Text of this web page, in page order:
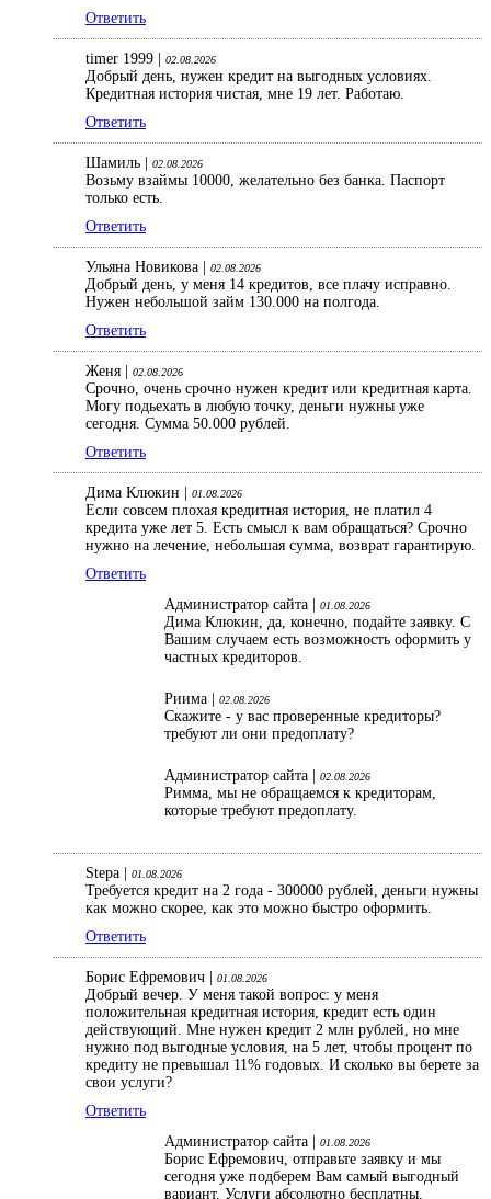
Ответить
timer 1999 | 02.08.2026
Добрый день, нужен кредит на выгодных условиях.
Кредитная история чистая, мне 19 лет. Работаю.
Ответить
Шамиль | 02.08.2026
Возьму взаймы 10000, желательно без банка. Паспорт
только есть.
Ответить
Ульяна Новикова | 02.08.2026
Добрый день, у меня 14 кредитов, все плачу исправно.
Нужен небольшой займ 130.000 на полгода.
Ответить
Женя | 02.08.2026
Срочно, очень срочно нужен кредит или кредитная карта.
Могу подьехать в любую точку, деньги нужны уже
сегодня. Сумма 50.000 рублей.
Ответить
Дима Клюкин | 01.08.2026
Если совсем плохая кредитная история, не платил 4
кредита уже лет 5. Есть смысл к вам обращаться? Срочно
нужно на лечение, небольшая сумма, возврат гарантирую.
Ответить
Администратор сайта |
01.08.2026
Дима Клюкин, да, конечно, подайте заявку. С
Вашим случаем есть возможность оформить у
частных кредиторов.
Риима | 02.08.2026
Скажите - у вас проверенные кредиторы?
требуют ли они предоплату?
Администратор сайта | 02.08.2026
Римма, мы не обращаемся к кредиторам,
которые требуют предоплату.
Stepa | 01.08.2026
Требуется кредит на 2 года - 300000 рублей, деньги нужны
как можно скорее, как это можно быстро оформить.
Ответить
Борис Ефремович | 01.08.2026
Добрый вечер. У меня такой вопрос: у меня
положительная кредитная история, кредит есть один
действующий. Мне нужен кредит 2 млн рублей, но мне
нужно под выгодные условия, на 5 лет, чтобы процент по
кредиту не превышал 11% годовых. И сколько вы берете за
свои услуги?
Ответить
Администратор сайта |
01.08.2026
Борис Ефремович, отправьте заявку и мы
сегодня уже подберем Вам самый выгодный
вариант. Услуги абсолютно бесплатны.